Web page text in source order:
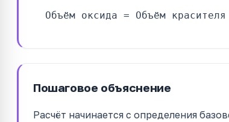
Объём оксида = Объём
Пошаговое объяснение
Расчёт начинается с определения